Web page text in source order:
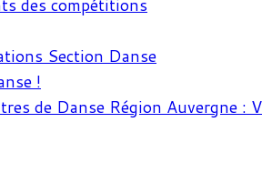
des compétitions
Section Danse
!
de Danse Région Auvergne :